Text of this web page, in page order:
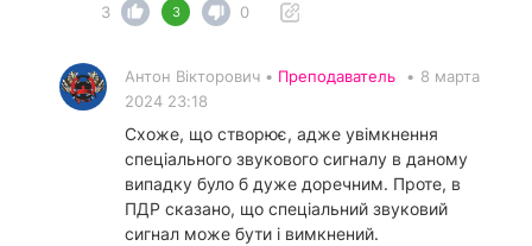
3
3 0
Антон Вікторович • Преподаватель • 8 марта
2024 23:18
Схоже, що створює, адже увімкнення
спеціального звукового сигналу в даному
випадку було б дуже доречним. Проте, в
ПДР сказано, що спеціальний звуковий
сигнал може бути і вимкнений.